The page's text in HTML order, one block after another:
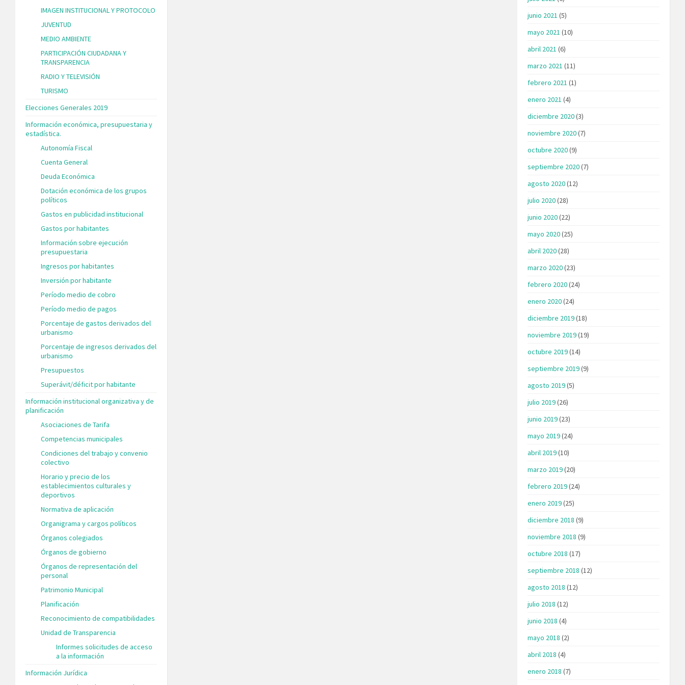
IMAGEN INSTITUCIONAL Y PROTOCOLO
JUVENTUD
MEDIO AMBIENTE
PARTICIPACIÓN CIUDADANA Y
TRANSPARENCIA
RADIO Y TELEVISIÓN
TURISMO
Elecciones Generales 2019
Información económica, presupuestaria y
estadística.
Autonomía Fiscal
Cuenta General
Deuda Económica
Dotación económica de los grupos
políticos
Gastos en publicidad institucional
Gastos por habitantes
Información sobre ejecución
presupuestaria
Ingresos por habitantes
Inversión por habitante
Período medio de cobro
Período medio de pagos
Porcentaje de gastos derivados del
urbanismo
Porcentaje de ingresos derivados del
urbanismo
Presupuestos
Superávit/déficit por habitante
Información institucional organizativa y de
planificación
Asociaciones de Tarifa
Competencias municipales
Condiciones del trabajo y convenio
colectivo
Horario y precio de los
establecimientos culturales y
deportivos
Normativa de aplicación
Organigrama y cargos políticos
Órganos colegiados
Órganos de gobierno
Órganos de representación del
personal
Patrimonio Municipal
Planificación
Reconocimiento de compatibilidades
Unidad de Transparencia
Informes solicitudes de acceso
a la información
Información Jurídica
junio 2021 (5)
mayo 2021 (10)
abril 2021 (6)
marzo 2021 (11)
febrero 2021 (1)
enero 2021 (4)
diciembre 2020(3)
noviembre 2020(7)
octubre 2020(9)
septiembre 2020(7)
agosto 2020(12)
julio 2020(28)
junio 2020(22)
mayo 2020(25)
abril 2020(28)
marzo 2020(23)
febrero 2020(24)
enero 2020(24)
diciembre 2019(18)
noviembre 2019(19)
octubre 2019(14)
septiembre 2019(9)
agosto 2019(5)
julio 2019(26)
junio 2019(23)
mayo 2019(24)
abril 2019(10)
marzo 2019(20)
febrero 2019(24)
enero 2019(25)
diciembre 2018 (9)
noviembre 2018 (9)
octubre 2018 (17)
septiembre 2018 (12)
agosto 2018 (12)
julio 2018 (12)
junio 2018 (4)
mayo 2018 (2)
abril 2018 (4)
enero 2018 (7)